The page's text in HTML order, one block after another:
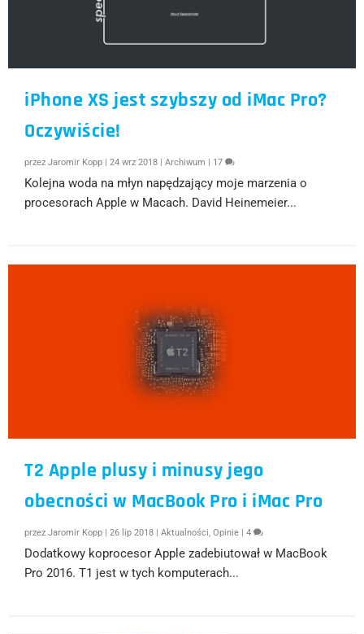
iPhone XS jest szybszy od iMac Pro?
Oczywiście!
przezJaromir Kopp |24 wrz 2018 |Archiwum 17
Kolejna woda na młyn napędzający moje marzenia o
procesorach Apple w Macach. David Heinemeier...
T2 Apple plusy i minusy jego
obecności w MacBook Pro i iMac Pro
przezJaromir Kopp |26 lip 2018 |Aktualności,Opinie |4
Dodatkowy koprocesor Apple zadebiutował w MacBook
Pro 2016. T1 jest w tych komputerach...